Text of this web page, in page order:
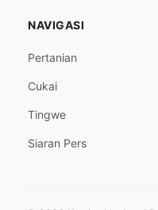
NAVIGASI
Pertanian
Cukai
Tingwe
Siaran Pers